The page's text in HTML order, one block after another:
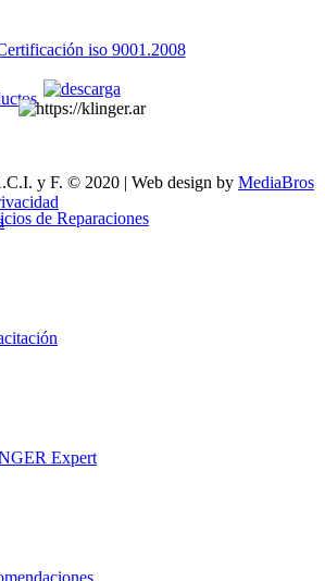
de Reparaciones
Expert
y F. © 2020 | Web design by MediaBros